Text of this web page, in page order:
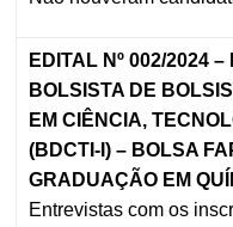
EDITAL Nº 002/2024
BOLSISTA DE
EM CIÊNCIA,
(BDCTI-I) – BOLSA
GRADUAÇÃO EM
Entrevistas com os